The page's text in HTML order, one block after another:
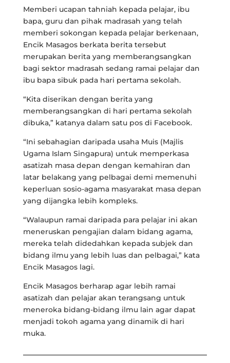
Memberi ucapan tahniah kepada pelajar, ibu
bapa, guru dan pihak madrasah yang telah
memberi sokongan kepada pelajar berkenaan,
Encik Masagos berkata berita tersebut
merupakan berita yang memberangsangkan
bagi sektor madrasah sedang ramai pelajar dan
ibu bapa sibuk pada hari pertama sekolah.
“Kita diserikan dengan berita yang
memberangsangkan di hari pertama sekolah
dibuka,” katanya dalam satu pos di Facebook.
“Ini sebahagian daripada usaha Muis (Majlis
Ugama Islam Singapura) untuk memperkasa
asatizah masa depan dengan kemahiran dan
latar belakang yang pelbagai demi memenuhi
keperluan sosio-agama masyarakat masa depan
yang dijangka lebih kompleks.
“Walaupun ramai daripada para pelajar ini akan
meneruskan pengajian dalam bidang agama,
mereka telah didedahkan kepada subjek dan
bidang ilmu yang lebih luas dan pelbagai,” kata
Encik Masagos lagi.
Encik Masagos berharap agar lebih ramai
asatizah dan pelajar akan terangsang untuk
meneroka bidang-bidang ilmu lain agar dapat
menjadi tokoh agama yang dinamik di hari
muka.